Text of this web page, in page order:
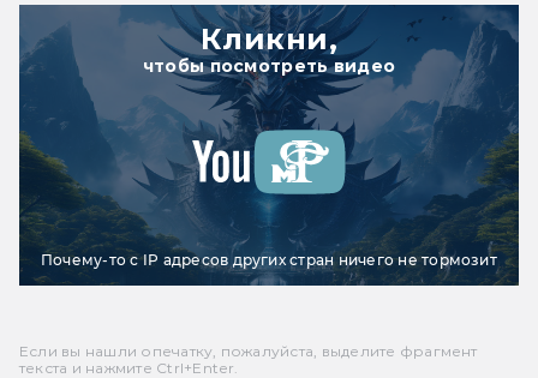
Кликни,
чтобы посмотреть видео
Почему-то с IP адресов других стран ничего не тормозит
Если вы нашли опечатку, пожалуйста, выделите фрагмент
текста и нажмите Ctrl+Enter.